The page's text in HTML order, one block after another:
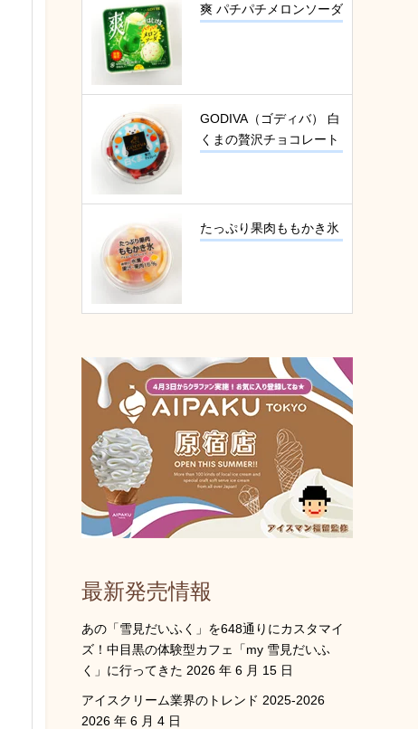
爽 パチパチメロンソーダ
GODIVA（ゴディバ） 白
くまの贅沢チョコレート
たっぷり果肉ももかき氷
最新発売情報
あの「雪見だいふく」を648通りにカスタマイ
ズ！中目黒の体験型カフェ「my 雪見だいふ
く」に行ってきた 2026 年 6 月 15 日
アイスクリーム業界のトレンド 2025-2026
2026 年 6 月 4 日